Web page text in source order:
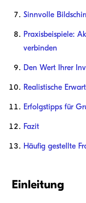
Sinnvolle
Praxisbeispiele:
verbinden
Den Wert Ihrer
Realistische
Erfolgstipps für
Fazit
Häufig gestellte
Einleitung